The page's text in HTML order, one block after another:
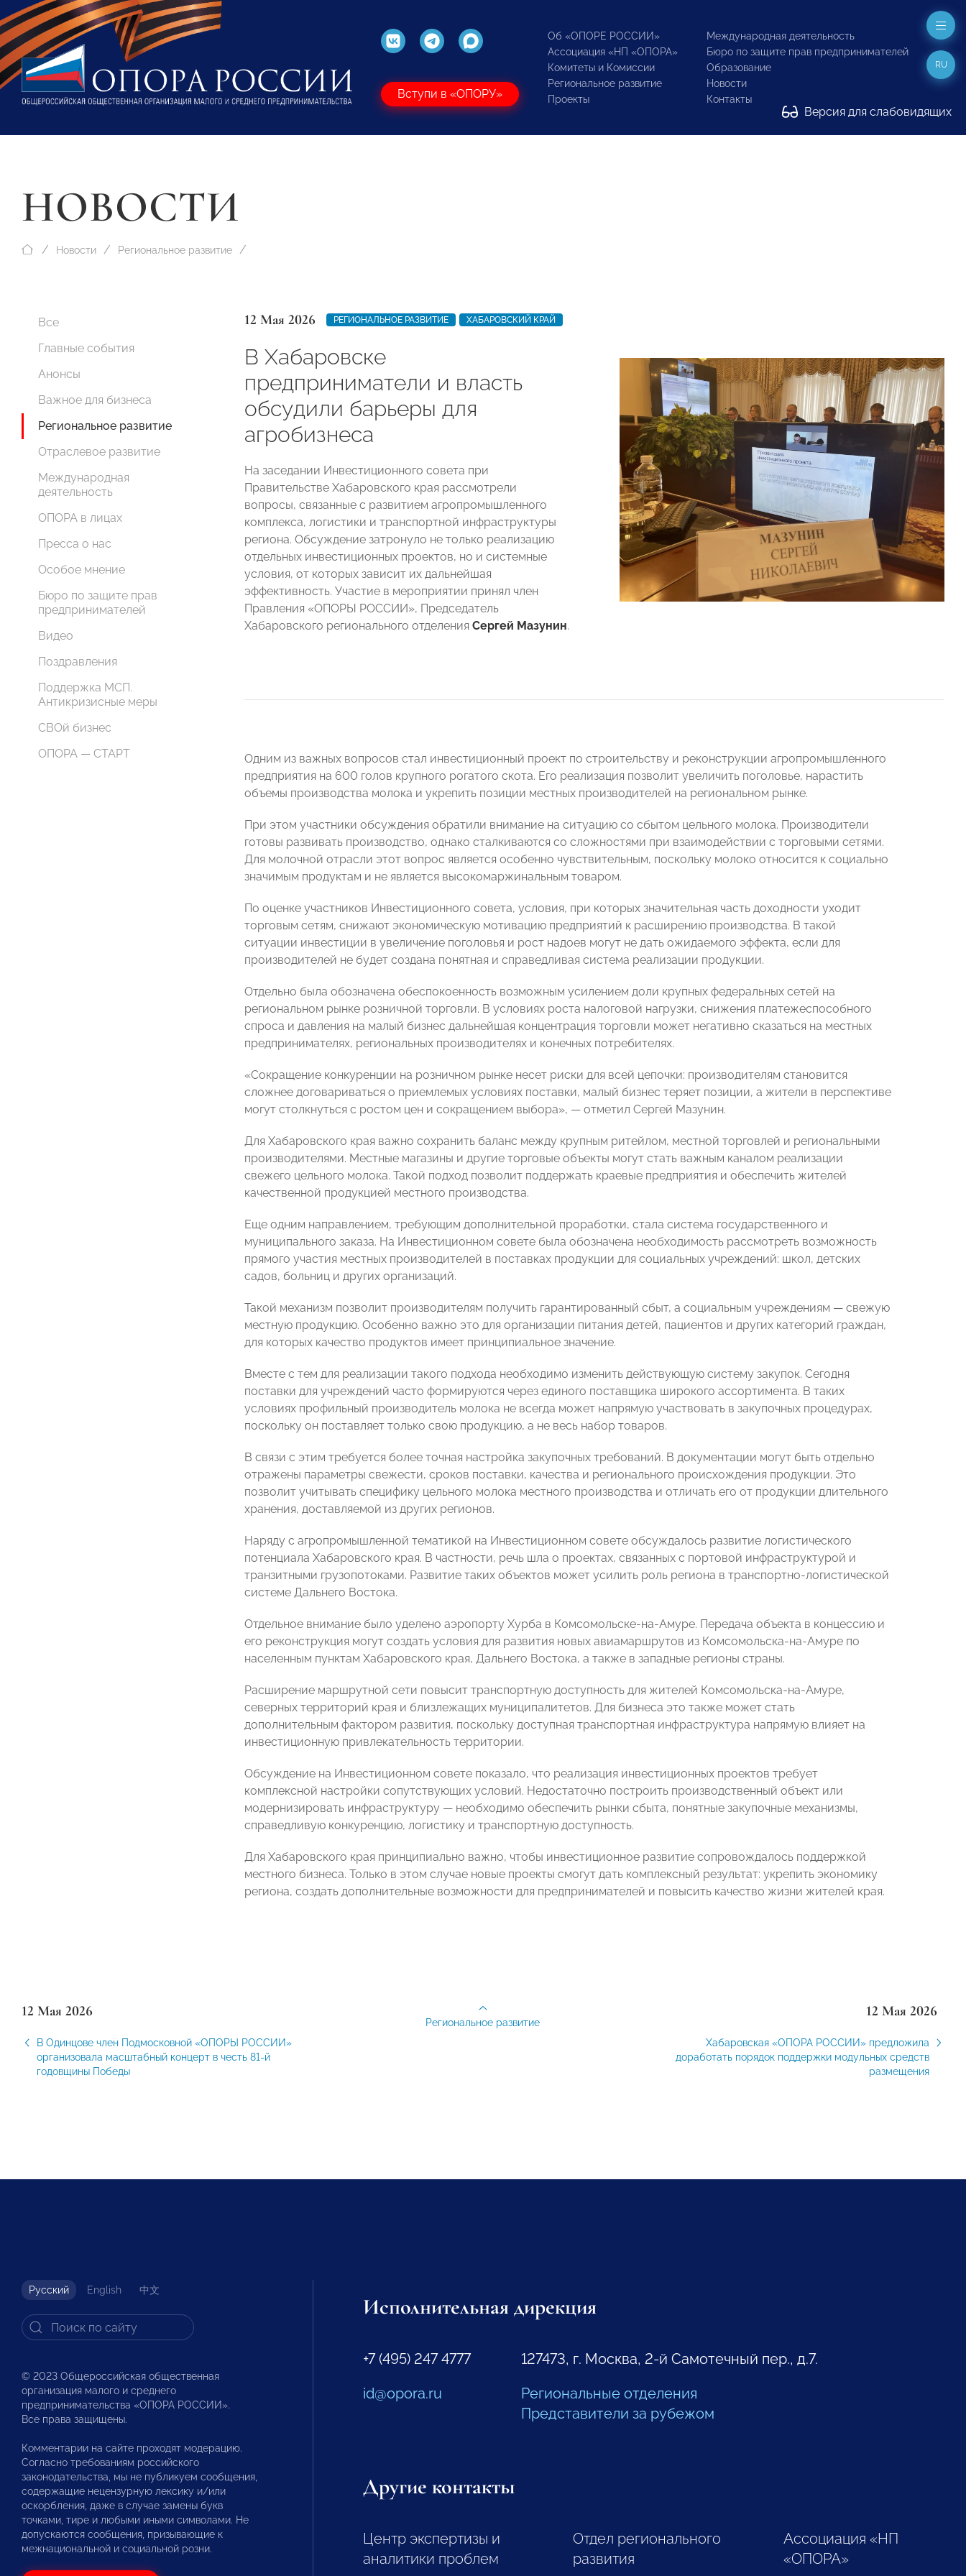
Вступи в «ОПОРУ»
Об «ОПОРЕ РОССИИ»
Ассоциация «НП «ОПОРА»
Комитеты и Комиссии
Региональное развитие
Проекты
Международная деятельность
Бюро по защите прав предпринимателей
Образование
Новости
Контакты
Версия для слабовидящих
RU
НОВОСТИ
Новости Региональное развитие
Все
Главные события
Анонсы
Важное для бизнеса
Региональное развитие
Отраслевое развитие
Международная
деятельность
ОПОРА в лицах
Пресса о нас
Особое мнение
Бюро по защите прав
предпринимателей
Видео
Поздравления
Поддержка МСП.
Антикризисные меры
СВОй бизнес
ОПОРА — СТАРТ
12 Мая 2026 РЕГИОНАЛЬНОЕ РАЗВИТИЕ ХАБАРОВСКИЙ КРАЙ
В Хабаровске
предприниматели и власть
обсудили барьеры для
агробизнеса
На заседании Инвестиционного совета при
Правительстве Хабаровского края рассмотрели
вопросы, связанные с развитием агропромышленного
комплекса, логистики и транспортной инфраструктуры
региона. Обсуждение затронуло не только реализацию
отдельных инвестиционных проектов, но и системные
условия, от которых зависит их дальнейшая
эффективность. Участие в мероприятии принял член
Правления «ОПОРЫ РОССИИ», Председатель
Хабаровского регионального отделения Сергей Мазунин.
Одним из важных вопросов стал инвестиционный проект по строительству и реконструкции агропромышленного
предприятия на 600 голов крупного рогатого скота. Его реализация позволит увеличить поголовье, нарастить
объемы производства молока и укрепить позиции местных производителей на региональном рынке.
При этом участники обсуждения обратили внимание на ситуацию со сбытом цельного молока. Производители
готовы развивать производство, однако сталкиваются со сложностями при взаимодействии с торговыми сетями.
Для молочной отрасли этот вопрос является особенно чувствительным, поскольку молоко относится к социально
значимым продуктам и не является высокомаржинальным товаром.
По оценке участников Инвестиционного совета, условия, при которых значительная часть доходности уходит
торговым сетям, снижают экономическую мотивацию предприятий к расширению производства. В такой
ситуации инвестиции в увеличение поголовья и рост надоев могут не дать ожидаемого эффекта, если для
производителей не будет создана понятная и справедливая система реализации продукции.
Отдельно была обозначена обеспокоенность возможным усилением доли крупных федеральных сетей на
региональном рынке розничной торговли. В условиях роста налоговой нагрузки, снижения платежеспособного
спроса и давления на малый бизнес дальнейшая концентрация торговли может негативно сказаться на местных
предпринимателях, региональных производителях и конечных потребителях.
«Сокращение конкуренции на розничном рынке несет риски для всей цепочки: производителям становится
сложнее договариваться о приемлемых условиях поставки, малый бизнес теряет позиции, а жители в перспективе
могут столкнуться с ростом цен и сокращением выбора», — отметил Сергей Мазунин.
Для Хабаровского края важно сохранить баланс между крупным ритейлом, местной торговлей и региональными
производителями. Местные магазины и другие торговые объекты могут стать важным каналом реализации
свежего цельного молока. Такой подход позволит поддержать краевые предприятия и обеспечить жителей
качественной продукцией местного производства.
Еще одним направлением, требующим дополнительной проработки, стала система государственного и
муниципального заказа. На Инвестиционном совете была обозначена необходимость рассмотреть возможность
прямого участия местных производителей в поставках продукции для социальных учреждений: школ, детских
садов, больниц и других организаций.
Такой механизм позволит производителям получить гарантированный сбыт, а социальным учреждениям — свежую
местную продукцию. Особенно важно это для организации питания детей, пациентов и других категорий граждан,
для которых качество продуктов имеет принципиальное значение.
Вместе с тем для реализации такого подхода необходимо изменить действующую систему закупок. Сегодня
поставки для учреждений часто формируются через единого поставщика широкого ассортимента. В таких
условиях профильный производитель молока не всегда может напрямую участвовать в закупочных процедурах,
поскольку он поставляет только свою продукцию, а не весь набор товаров.
В связи с этим требуется более точная настройка закупочных требований. В документации могут быть отдельно
отражены параметры свежести, сроков поставки, качества и регионального происхождения продукции. Это
позволит учитывать специфику цельного молока местного производства и отличать его от продукции длительного
хранения, доставляемой из других регионов.
Наряду с агропромышленной тематикой на Инвестиционном совете обсуждалось развитие логистического
потенциала Хабаровского края. В частности, речь шла о проектах, связанных с портовой инфраструктурой и
транзитными грузопотоками. Развитие таких объектов может усилить роль региона в транспортно-логистической
системе Дальнего Востока.
Отдельное внимание было уделено аэропорту Хурба в Комсомольске-на-Амуре. Передача объекта в концессию и
его реконструкция могут создать условия для развития новых авиамаршрутов из Комсомольска-на-Амуре по
населенным пунктам Хабаровского края, Дальнего Востока, а также в западные регионы страны.
Расширение маршрутной сети повысит транспортную доступность для жителей Комсомольска-на-Амуре,
северных территорий края и близлежащих муниципалитетов. Для бизнеса это также может стать
дополнительным фактором развития, поскольку доступная транспортная инфраструктура напрямую влияет на
инвестиционную привлекательность территории.
Обсуждение на Инвестиционном совете показало, что реализация инвестиционных проектов требует
комплексной настройки сопутствующих условий. Недостаточно построить производственный объект или
модернизировать инфраструктуру — необходимо обеспечить рынки сбыта, понятные закупочные механизмы,
справедливую конкуренцию, логистику и транспортную доступность.
Для Хабаровского края принципиально важно, чтобы инвестиционное развитие сопровождалось поддержкой
местного бизнеса. Только в этом случае новые проекты смогут дать комплексный результат: укрепить экономику
региона, создать дополнительные возможности для предпринимателей и повысить качество жизни жителей края.
12 Мая 2026
В Одинцове член Подмосковной «ОПОРЫ РОССИИ»
организовала масштабный концерт в честь 81-й
годовщины Победы
12 Мая 2026
Хабаровская «ОПОРА РОССИИ» предложила
доработать порядок поддержки модульных средств
размещения
Региональное развитие
Русский English 中文
© 2023 Общероссийская общественная
организация малого и среднего
предпринимательства «ОПОРА РОССИИ».
Все права защищены.
Комментарии на сайте проходят модерацию.
Согласно требованиям российского
законодательства, мы не публикуем сообщения,
содержащие нецензурную лексику и/или
оскорбления, даже в случае замены букв
точками, тире и любыми иными символами. Не
допускаются сообщения, призывающие к
межнациональной и социальной розни.
Исполнительная дирекция
+7 (495) 247 4777
id@opora.ru
127473, г. Москва, 2-й Самотечный пер., д.7.
Региональные отделения
Представители за рубежом
Другие контакты
Центр экспертизы и
аналитики проблем
Отдел регионального
развития
Ассоциация «НП
«ОПОРА»